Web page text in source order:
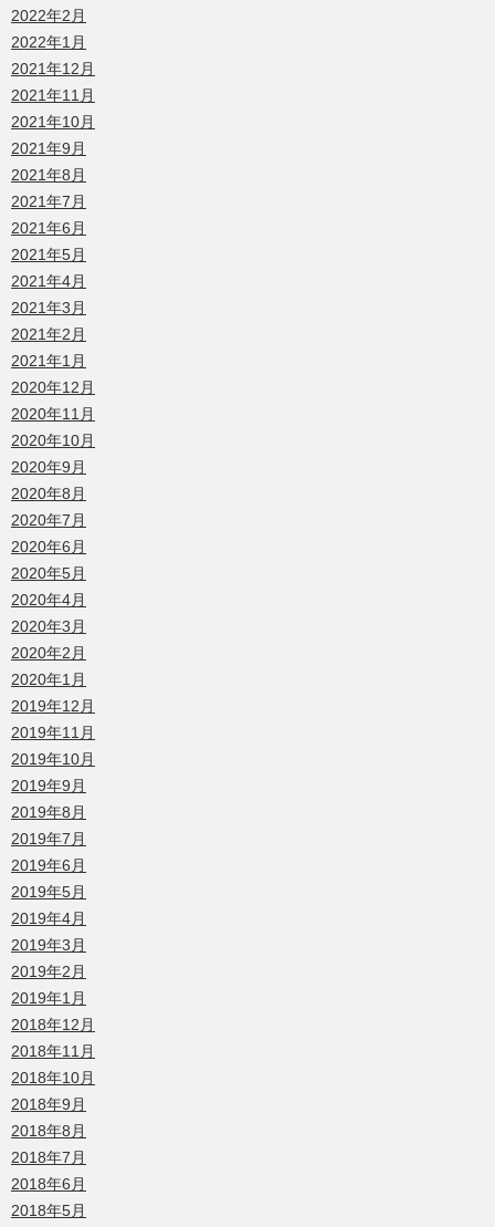
2022年2月
2022年1月
2021年12月
2021年11月
2021年10月
2021年9月
2021年8月
2021年7月
2021年6月
2021年5月
2021年4月
2021年3月
2021年2月
2021年1月
2020年12月
2020年11月
2020年10月
2020年9月
2020年8月
2020年7月
2020年6月
2020年5月
2020年4月
2020年3月
2020年2月
2020年1月
2019年12月
2019年11月
2019年10月
2019年9月
2019年8月
2019年7月
2019年6月
2019年5月
2019年4月
2019年3月
2019年2月
2019年1月
2018年12月
2018年11月
2018年10月
2018年9月
2018年8月
2018年7月
2018年6月
2018年5月